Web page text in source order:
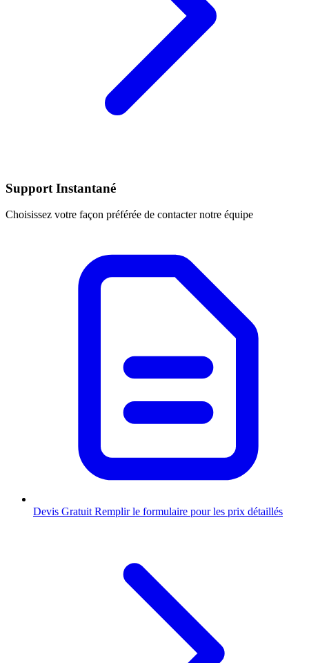
Support Instantané
Choisissez votre façon préférée de contacter notre équipe
Devis Gratuit Remplir le formulaire pour les prix détaillés